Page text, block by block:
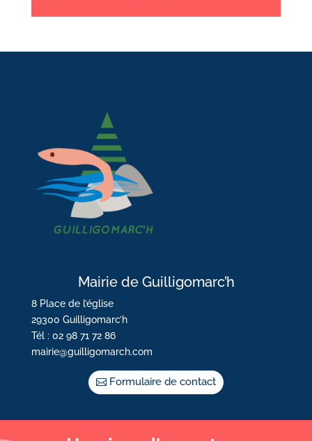
Mairie de Guilligomarc’h
8 Place de l’église
29300 Guilligomarc’h
Tél : 02 98 71 72 86
mairie@guilligomarch.com
Formulaire de contact